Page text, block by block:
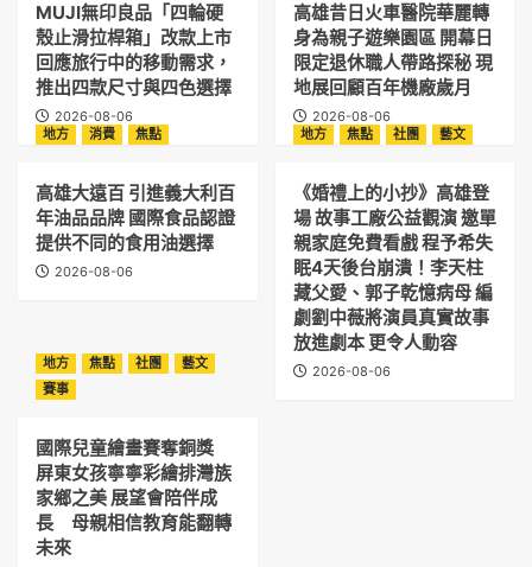
MUJI無印良品「四輪硬
殼止滑拉桿箱」改款上市
回應旅行中的移動需求，
推出四款尺寸與四色選擇
2026-08-06
高雄昔日火車醫院華麗轉
身為親子遊樂園區 開幕日
限定退休職人帶路探秘 現
地展回顧百年機廠歲月
2026-08-06
地方
消費 焦點
高雄大遠百 引進義大利百
年油品品牌 國際食品認證
提供不同的食用油選擇
2026-08-06
地方 焦點 社團 藝文
《婚禮上的小抄》高雄登
場 故事工廠公益觀演 邀單
親家庭免費看戲 程予希失
眠4天後台崩潰！李天柱
藏父愛、郭子乾憶病母 編
劇劉中薇將演員真實故事
放進劇本 更令人動容
2026-08-06
地方 焦點 社團
藝文
賽事
國際兒童繪畫賽奪銅獎
屏東女孩寧寧彩繪排灣族
家鄉之美 展望會陪伴成
長 母親相信教育能翻轉
未來